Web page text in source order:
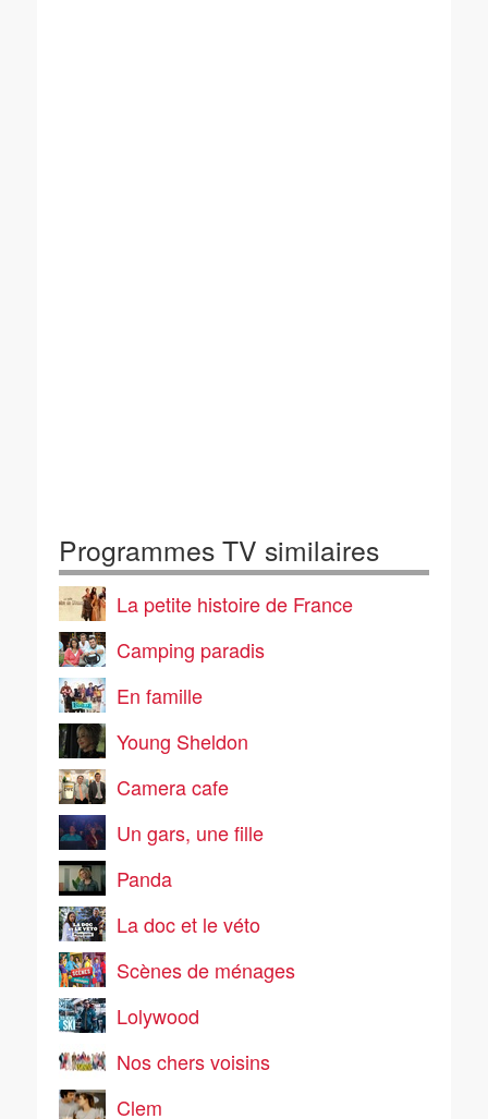
Programmes TV similaires
La petite histoire de France
Camping paradis
En famille
Young Sheldon
Camera cafe
Un gars, une fille
Panda
La doc et le véto
Scènes de ménages
Lolywood
Nos chers voisins
Clem